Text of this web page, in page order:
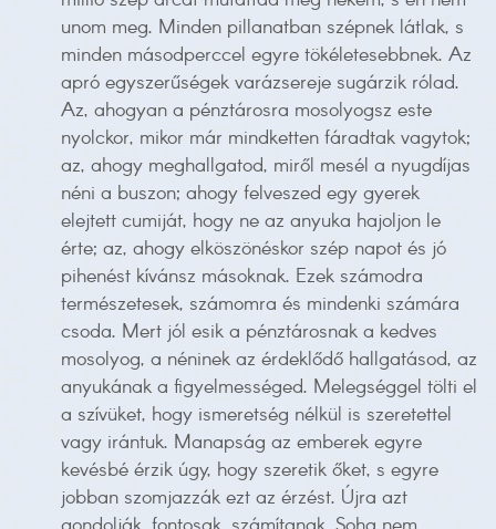
unom meg. Minden pillanatban szépnek látlak, s
minden másodperccel egyre tökéletesebbnek. Az
apró egyszerűségek varázsereje sugárzik rólad.
Az, ahogyan a pénztárosra mosolyogsz este
nyolckor, mikor már mindketten fáradtak vagytok;
az, ahogy meghallgatod, miről mesél a nyugdíjas
néni a buszon; ahogy felveszed egy gyerek
elejtett cumiját, hogy ne az anyuka hajoljon le
érte; az, ahogy elköszönéskor szép napot és jó
pihenést kívánsz másoknak. Ezek számodra
természetesek, számomra és mindenki számára
csoda. Mert jól esik a pénztárosnak a kedves
mosolyog, a néninek az érdeklődő hallgatásod, az
anyukának a figyelmességed. Melegséggel tölti el
a szívüket, hogy ismeretség nélkül is szeretettel
vagy irántuk. Manapság az emberek egyre
kevésbé érzik úgy, hogy szeretik őket, s egyre
jobban szomjazzák ezt az érzést. Újra azt